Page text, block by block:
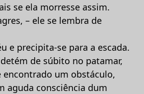
se ela morresse assim.
– ele se lembra de
e precipita-se para a escada.
de súbito no patamar,
encontrado um obstáculo,
aguda consciência dum